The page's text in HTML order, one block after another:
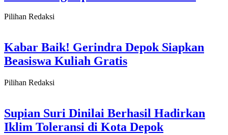
Pilihan Redaksi
Kabar Baik! Gerindra Depok Siapkan
Beasiswa Kuliah Gratis
Pilihan Redaksi
Supian Suri Dinilai Berhasil Hadirkan
Iklim Toleransi di Kota Depok